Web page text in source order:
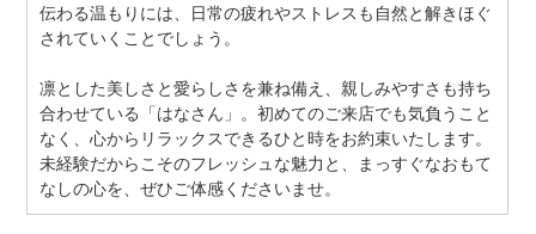
伝わる温もりには、日常の疲れやストレスも自然と解きほぐ
されていくことでしょう。
凛とした美しさと愛らしさを兼ね備え、親しみやすさも持ち
合わせている「はなさん」。初めてのご来店でも気負うこと
なく、心からリラックスできるひと時をお約束いたします。
未経験だからこそのフレッシュな魅力と、まっすぐなおもて
なしの心を、ぜひご体感くださいませ。